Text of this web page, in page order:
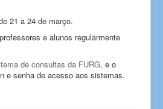
21 a 24 de março.
e alunos regularmente
de consultas da FURG, e o
e senha de acesso aos sistemas.